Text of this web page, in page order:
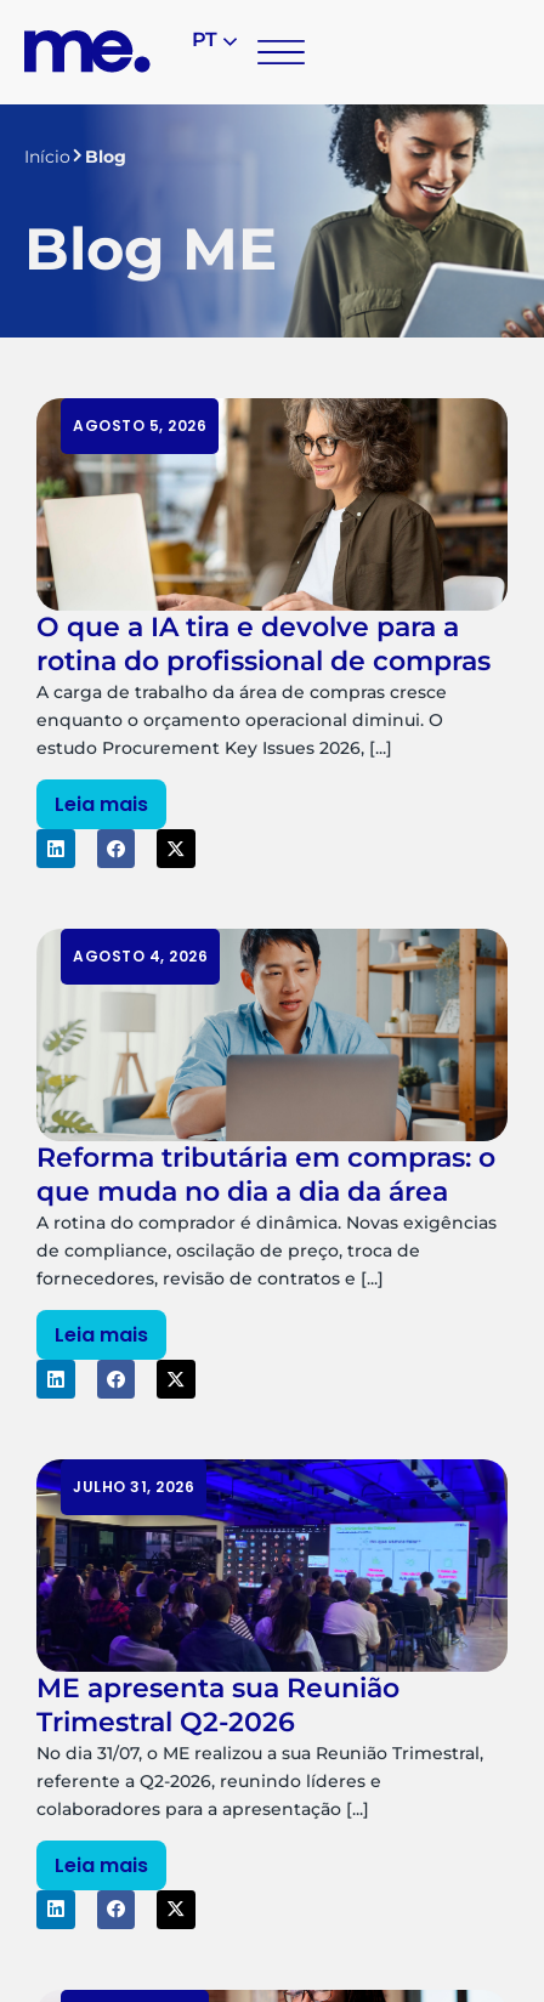
PT
Início Blog
Blog ME
AGOSTO 5, 2026
O que a IA tira e devolve para a
rotina do profissional de compras
A carga de trabalho da área de compras cresce
enquanto o orçamento operacional diminui. O
estudo Procurement Key Issues 2026, [...]
Leia mais
AGOSTO 4, 2026
Reforma tributária em compras: o
que muda no dia a dia da área
A rotina do comprador é dinâmica. Novas exigências
de compliance, oscilação de preço, troca de
fornecedores, revisão de contratos e [...]
Leia mais
JULHO 31, 2026
ME apresenta sua Reunião
Trimestral Q2-2026
No dia 31/07, o ME realizou a sua Reunião Trimestral,
referente a Q2-2026, reunindo líderes e
colaboradores para a apresentação [...]
Leia mais